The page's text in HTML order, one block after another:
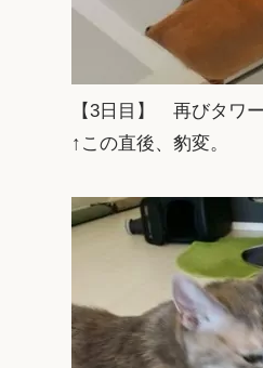
【3日目】 再びタワ
↑この直後、豹変。